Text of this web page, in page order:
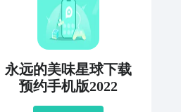
永远的美味星球下载
预约手机版2022